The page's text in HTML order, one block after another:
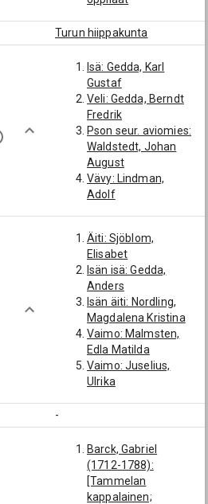
Turun hiippakunta
Isä: Gedda, Karl
Gustaf
Veli: Gedda, Berndt
Fredrik
Pson seur. aviomies:
Waldstedt, Johan
August
Vävy: Lindman,
Adolf
Äiti: Sjöblom,
Elisabet
Isän isä: Gedda,
Anders
Isän äiti: Nordling,
Magdalena Kristina
Vaimo: Malmsten,
Edla Matilda
Vaimo: Juselius,
Ulrika
Vaimo: Turén,
Juliana
-
Barck, Gabriel
(1712-1788):
[Tammelan
kappalainen;